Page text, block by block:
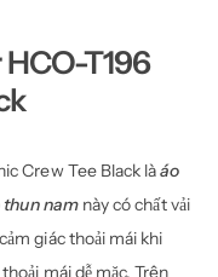
T196
Crew Tee Black làáo
thun namnày có chất vải
giác thoải mái khi
mái dễ mặc. Trên